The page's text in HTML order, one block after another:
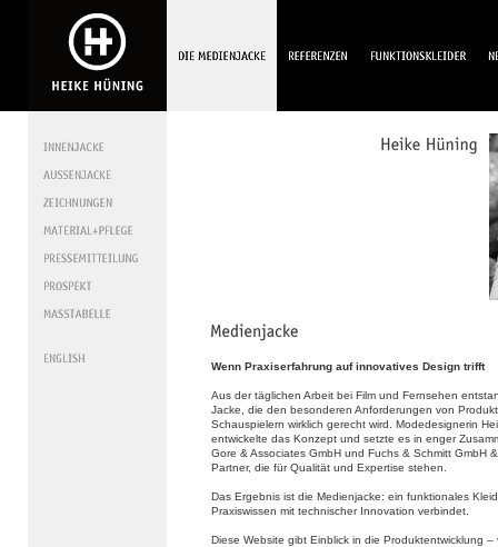
Wenn Praxiserfahrung auf innovatives Design trifft
Aus der täglichen Arbeit bei Film und Fernsehen
Jacke, die den besonderen Anforderungen von
Schauspielern wirklich gerecht wird. Modedesignerin
entwickelte das Konzept und setzte es in enger
Gore & Associates GmbH und Fuchs & Schmitt GmbH
Partner, die für Qualität und Expertise stehen.
Das Ergebnis ist die Medienjacke: ein funktionales
Praxiswissen mit technischer Innovation verbindet.
Diese Website gibt Einblick in die Produktentwicklung –